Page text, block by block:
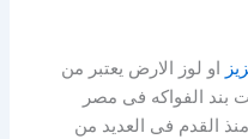
او لوز الارض يعتبر من
بند الفواكه فى مصر
القدم فى العديد من